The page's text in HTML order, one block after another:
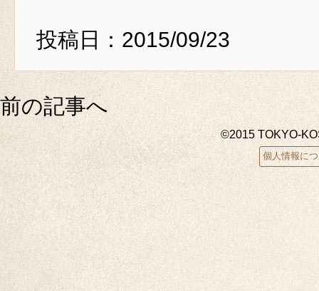
投稿日：2015/09/23
前の記事へ
©2015 TOKYO-
個人情報に